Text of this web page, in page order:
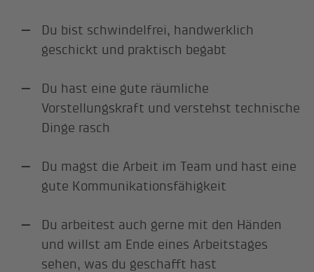
Du bist schwindelfrei, handwerklich
geschickt und praktisch begabt
Du hast eine gute räumliche
Vorstellungskraft und verstehst technische
Dinge rasch
Du magst die Arbeit im Team und hast eine
gute Kommunikationsfähigkeit
Du arbeitest auch gerne mit den Händen
und willst am Ende eines Arbeitstages
sehen, was du geschafft hast